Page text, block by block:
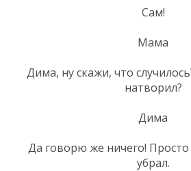
Сам!
Мама
Дима, ну скажи, что
натворил?
Дима
Да говорю же ничего! Просто
убрал.